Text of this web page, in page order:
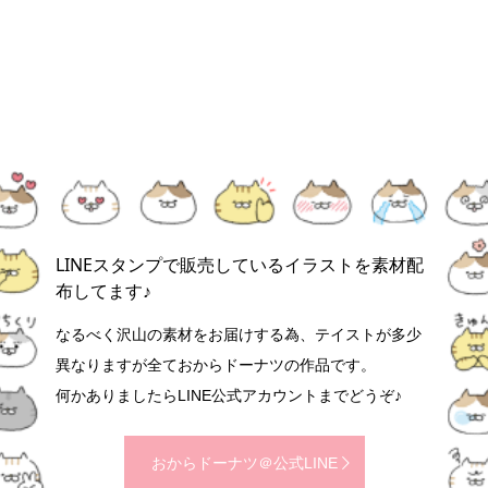
LINEスタンプで販売しているイラストを素材配
布してます♪
なるべく沢山の素材をお届けする為、テイストが多少
異なりますが全ておからドーナツの作品です。
何かありましたらLINE公式アカウントまでどうぞ♪
おからドーナツ＠公式LINE